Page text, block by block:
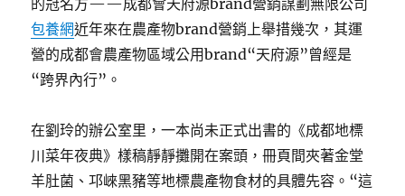
的冠名方——成都會天府源brand營銷謀劃無限公司
包養網近年來在農產物brand營銷上舉措幾次，其運
營的成都會農產物區域公用brand“天府源”曾經是
“跨界內行”。
在劉玲的辦公室里，一本尚未正式出書的《成都地標
川菜年夜典》樣稿靜靜攤開在案頭，冊頁間夾著金堂
羊肚菌、邛崍黑豬等地標農產物食材的具體先容。“這